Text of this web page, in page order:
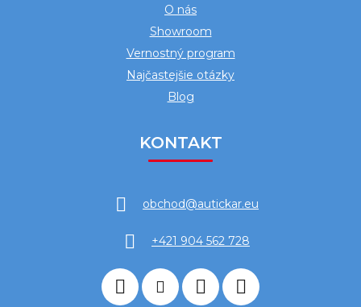
O nás
Showroom
Vernostný program
Najčastejšie otázky
Blog
KONTAKT
obchod@autickar.eu
+421 904 562 728